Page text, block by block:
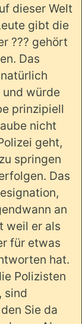
dieser Welt
gibt die
??? gehört
Das
und würde
prinzipiell
nicht
geht,
springen
Das
an
weil er als
für etwas
hat.
Polizisten
sind
Sie da